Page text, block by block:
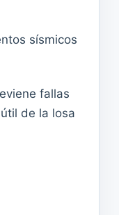
sísmicos
fallas
de la losa